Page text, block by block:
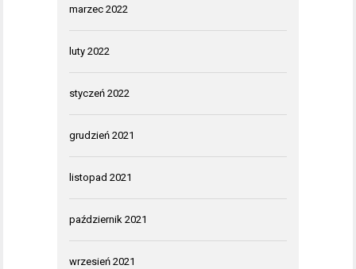
marzec 2022
luty 2022
styczeń 2022
grudzień 2021
listopad 2021
październik 2021
wrzesień 2021